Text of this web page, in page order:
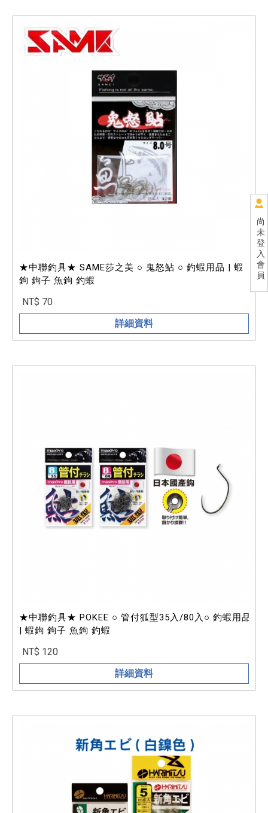
尚
未
登
入
會
員
★中聯釣具★ SAME莎之美 ○ 鬼怒鮎 ○ 釣蝦用品 | 蝦
鉤 鉤子 魚鉤 釣蝦
NT$ 70
詳細資料
★中聯釣具★ POKEE ○ 管付狐型35入/80入○ 釣蝦用品
| 蝦鉤 鉤子 魚鉤 釣蝦
NT$ 120
詳細資料